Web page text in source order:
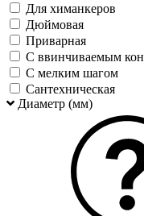
Для химанкеров
Дюймовая
Приварная
С ввинчиваемым
С мелким шагом
Сантехническая
Диаметр (мм)